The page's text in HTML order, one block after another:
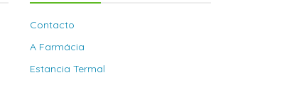
Contacto
A Farmácia
Estancia Termal